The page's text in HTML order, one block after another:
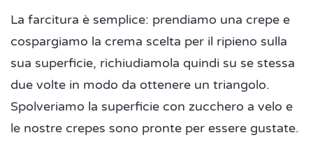
La farcitura è semplice: prendiamo una crepe e
cospargiamo la crema scelta per il ripieno sulla
sua superficie, richiudiamola quindi su se stessa
due volte in modo da ottenere un triangolo.
Spolveriamo la superficie con zucchero a velo e
le nostre crepes sono pronte per essere gustate.